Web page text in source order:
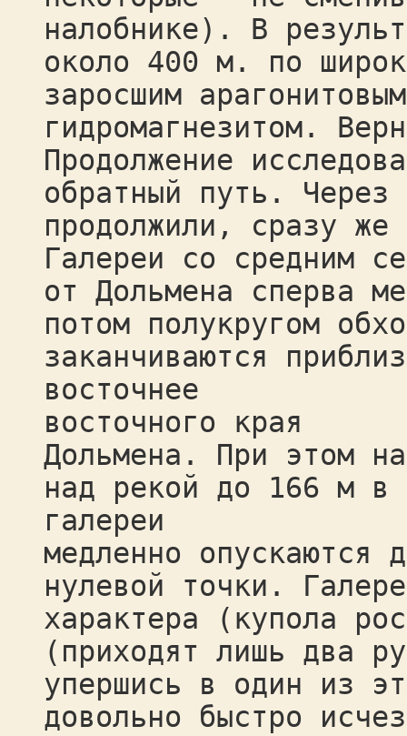
налобнике). В
около 400 м. по
заросшим
гидромагнезитом.
Продолжение
обратный путь. Через
продолжили, сразу же
Галереи со средним
от Дольмена сперва
потом полукругом
заканчиваются
восточнее
восточного края
Дольмена. При этом
над рекой до 166 м в
галереи
медленно
нулевой точки.
характера (купола
(приходят лишь два
упершись в один из
довольно быстро